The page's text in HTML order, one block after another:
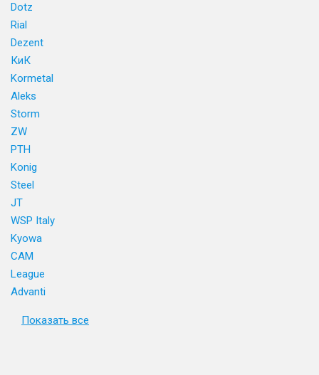
Dotz
Rial
Dezent
КиК
Kormetal
Aleks
Storm
ZW
PTH
Konig
Steel
JT
WSP Italy
Kyowa
CAM
League
Advanti
Показать все